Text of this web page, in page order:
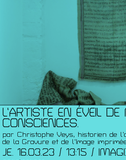
L’ARTISTE EN ÉVEIL DE
CONSCIENCES.
par Christophe Veys, historien de
de la Gravure et de l'Image
JE. 16.03.23 / 13:15 /